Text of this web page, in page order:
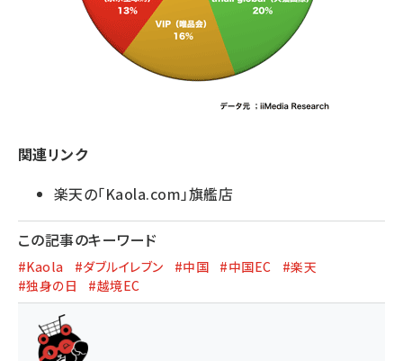
関連リンク
楽天の「Kaola.com」旗艦店
この記事のキーワード
#Kaola #ダブルイレブン #中国 #中国EC
#楽天
#独身の日
#越境EC